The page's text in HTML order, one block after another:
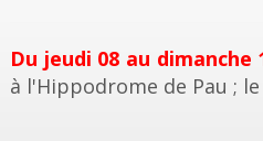
Du jeudi 08 au dimanche
à l'Hippodrome de Pau ;